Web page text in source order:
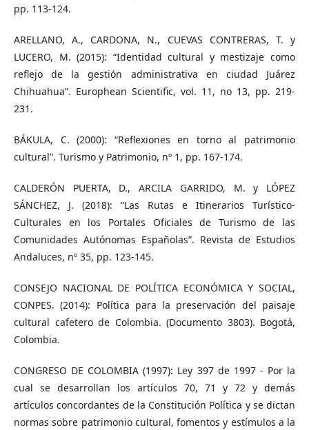
pp. 113-124.
ARELLANO, A., CARDONA, N., CUEVAS CONTRERAS, T. y
LUCERO, M. (2015): “Identidad cultural y mestizaje como
reflejo de la gestión administrativa en ciudad Juárez
Chihuahua”. Europhean Scientific, vol. 11, no 13, pp. 219-
231.
BÁKULA, C. (2000): “Reflexiones en torno al patrimonio
cultural”. Turismo y Patrimonio, nº 1, pp. 167-174.
CALDERÓN PUERTA, D., ARCILA GARRIDO, M. y LÓPEZ
SÁNCHEZ, J. (2018): “Las Rutas e Itinerarios Turístico-
Culturales en los Portales Oficiales de Turismo de las
Comunidades Autónomas Españolas”. Revista de Estudios
Andaluces, nº 35, pp. 123-145.
CONSEJO NACIONAL DE POLÍTICA ECONÓMICA Y SOCIAL,
CONPES. (2014): Política para la preservación del paisaje
cultural cafetero de Colombia. (Documento 3803). Bogotá,
Colombia.
CONGRESO DE COLOMBIA (1997): Ley 397 de 1997 - Por la
cual se desarrollan los artículos 70, 71 y 72 y demás
artículos concordantes de la Constitución Política y se dictan
normas sobre patrimonio cultural, fomentos y estímulos a la